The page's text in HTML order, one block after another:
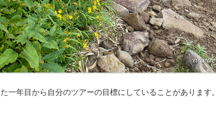
一年目から自分のツアーの目標にしていることがあります。